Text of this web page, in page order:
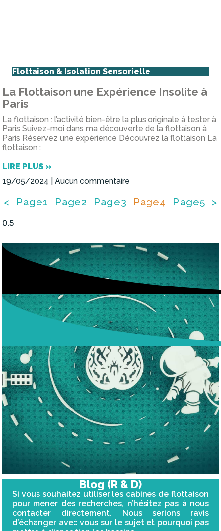
Flottaison & Isolation Sensorielle
La Flottaison une Expérience Insolite à
Paris
La flottaison : l’activité bien-être la plus originale à tester à
Paris Suivez-moi dans ma découverte de la flottaison à
Paris Réservez une expérience Découvrez la flottaison La
flottaison :
LIRE PLUS »
19/05/2024
Aucun commentaire
< Page1 Page2 Page3 Page4 Page5 >
Blog (R & D)
Si vous souhaitez utiliser les cabines de flottaison
pour mener des recherches, n’hésitez pas à nous
contacter directement. Nous serions ravis
d’échanger avec vous sur le sujet et pourquoi pas